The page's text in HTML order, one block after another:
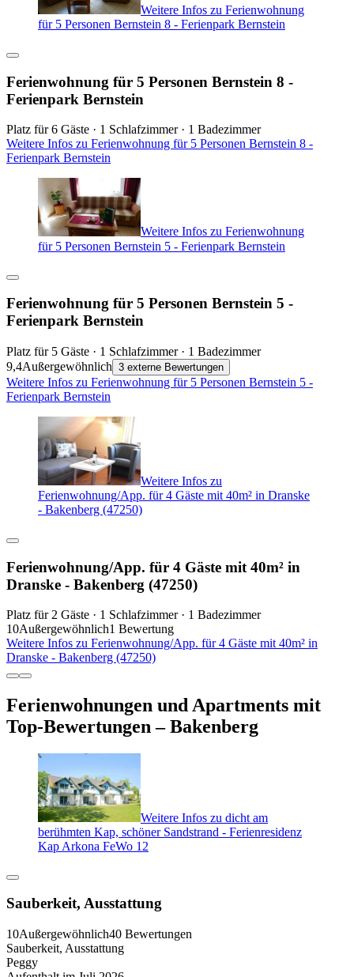
Weitere Infos zu Ferienwohnung
für 5 Personen Bernstein 8 - Ferienpark Bernstein
Ferienwohnung für 5 Personen Bernstein 8 -
Ferienpark Bernstein
Platz für 6 Gäste · 1 Schlafzimmer · 1 Badezimmer
Weitere Infos zu Ferienwohnung für 5 Personen Bernstein 8 -
Ferienpark Bernstein
Weitere Infos zu Ferienwohnung
für 5 Personen Bernstein 5 - Ferienpark Bernstein
Ferienwohnung für 5 Personen Bernstein 5 -
Ferienpark Bernstein
Platz für 5 Gäste · 1 Schlafzimmer · 1 Badezimmer
9,4Außergewöhnlich 3 externe Bewertungen
Weitere Infos zu Ferienwohnung für 5 Personen Bernstein 5 -
Ferienpark Bernstein
Weitere Infos zu
Ferienwohnung/App. für 4 Gäste mit 40m² in Dranske
- Bakenberg (47250)
Ferienwohnung/App. für 4 Gäste mit 40m² in
Dranske - Bakenberg (47250)
Platz für 2 Gäste · 1 Schlafzimmer · 1 Badezimmer
10Außergewöhnlich1 Bewertung
Weitere Infos zu Ferienwohnung/App. für 4 Gäste mit 40m² in
Dranske - Bakenberg (47250)
Ferienwohnungen und Apartments mit
Top-Bewertungen – Bakenberg
Weitere Infos zu dicht am
berühmten Kap, schöner Sandstrand - Ferienresidenz
Kap Arkona FeWo 12
Sauberkeit, Ausstattung
10Außergewöhnlich40 Bewertungen
Sauberkeit, Ausstattung
Peggy